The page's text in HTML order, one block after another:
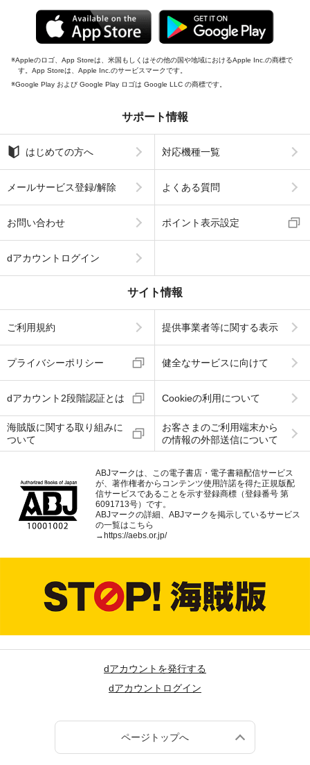
Appleのロゴ、App Storeは、米国もしくはその他の国や地域におけるApple Inc.の商標で
す。App Storeは、Apple Inc.のサービスマークです。
Google Play および Google Play ロゴは Google LLC の商標です。
サポート情報
はじめての方へ 対応機種一覧
メールサービス登録/解除 よくある質問
お問い合わせ ポイント表示設定
dアカウントログイン
サイト情報
ご利用規約 提供事業者等に関する表示
プライバシーポリシー 健全なサービスに向けて
dアカウント2段階認証とは Cookieの利用について
海賊版に関する取り組みに
ついて
お客さまのご利用端末から
の情報の外部送信について
ABJマークは、この電子書店・電子書籍配信サービス
が、著作権者からコンテンツ使用許諾を得た正規版配
信サービスであることを示す登録商標（登録番号 第
6091713号）です。
ABJマークの詳細、ABJマークを掲示しているサービス
の一覧はこちら
→ https://aebs.or.jp/
dアカウントを発行する
dアカウントログイン
ページトップへ